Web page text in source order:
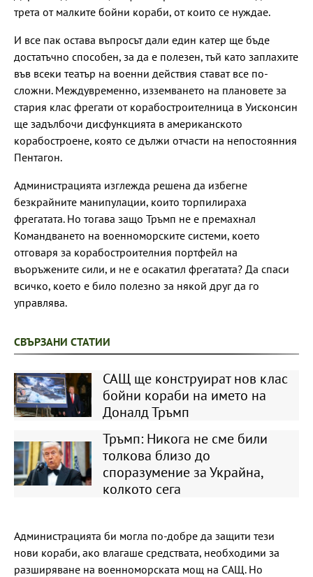
трета от малките бойни кораби, от които се нуждае.
И все пак остава въпросът дали един катер ще бъде
достатъчно способен, за да е полезен, тъй като заплахите
във всеки театър на военни действия стават все по-
сложни. Междувременно, изземването на плановете за
стария клас фрегати от корабостроителница в Уисконсин
ще задълбочи дисфункцията в американското
корабостроене, която се дължи отчасти на непостоянния
Пентагон.
Администрацията изглежда решена да избегне
безкрайните манипулации, които торпилираха
фрегатата. Но тогава защо Тръмп не е премахнал
Командването на военноморските системи, което
отговаря за корабостроителния портфейл на
въоръжените сили, и не е осакатил фрегатата? Да спаси
всичко, което е било полезно за някой друг да го
управлява.
СВЪРЗАНИ СТАТИИ
САЩ ще конструират нов клас
бойни кораби на името на
Доналд Тръмп
Тръмп: Никога не сме били
толкова близо до
споразумение за Украйна,
колкото сега
Администрацията би могла по-добре да защити тези
нови кораби, ако влагаше средствата, необходими за
разширяване на военноморската мощ на САЩ. Но